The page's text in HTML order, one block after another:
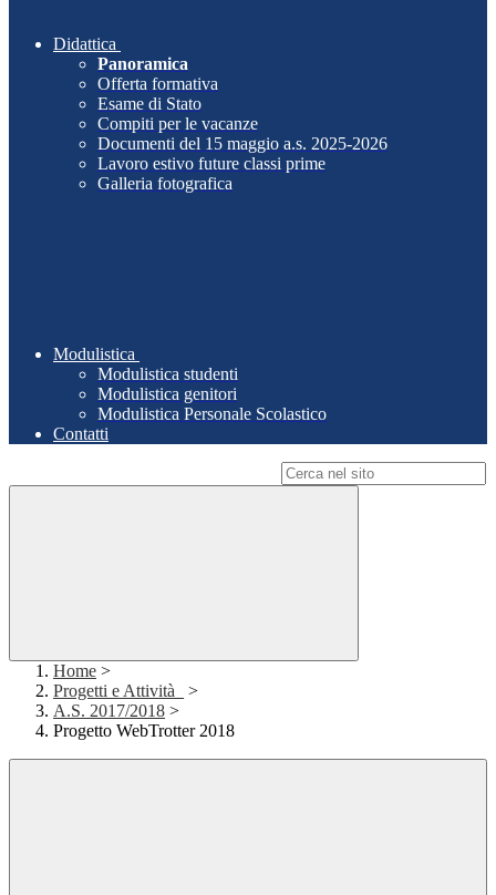
Didattica
Panoramica
Offerta formativa
Esame di Stato
Compiti per le vacanze
Documenti del 15 maggio a.s. 2025-2026
Lavoro estivo future classi prime
Galleria fotografica
Modulistica
Modulistica studenti
Modulistica genitori
Modulistica Personale Scolastico
Contatti
Home >
Progetti e Attività_
>
A.S. 2017/2018 >
Progetto WebTrotter 2018